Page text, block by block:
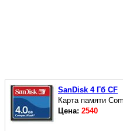
SanDisk 4 Гб CF
Карта памяти
Цена: 2540